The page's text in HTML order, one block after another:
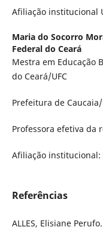
Afiliação institucional
Maria do Socorro
Federal do Ceará
Mestra em Educação
do Ceará/UFC
Prefeitura de
Professora efetiva da
Afiliação institucional:
Referências
ALLES, Elisiane